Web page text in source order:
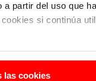
a partir del uso que
si continúa
las cookies